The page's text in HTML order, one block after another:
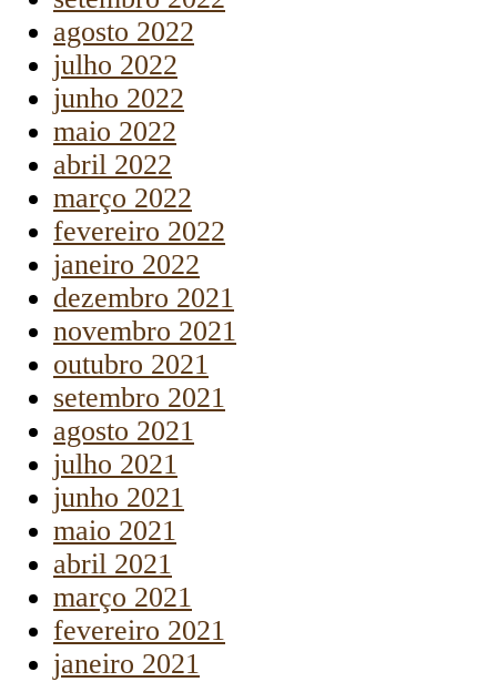
agosto 2022
julho 2022
junho 2022
maio 2022
abril 2022
março 2022
fevereiro 2022
janeiro 2022
dezembro 2021
novembro 2021
outubro 2021
setembro 2021
agosto 2021
julho 2021
junho 2021
maio 2021
abril 2021
março 2021
fevereiro 2021
janeiro 2021